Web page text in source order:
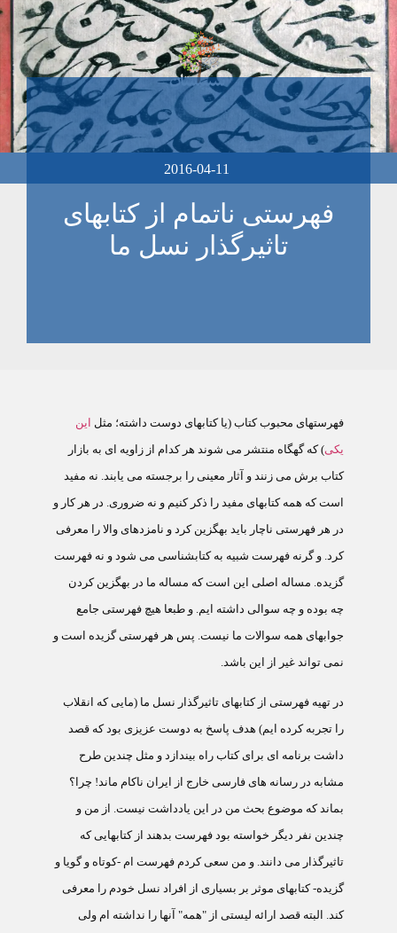
2016-04-11
فهرستی ناتمام از کتابهای
تاثیرگذار نسل ما
فهرستهای محبوب کتاب (یا کتابهای دوست داشته؛ مثل این
یکی) که گهگاه منتشر می شوند هر کدام از زاویه ای به بازار
کتاب برش می زنند و آثار معینی را برجسته می یابند. نه مفید
است که همه کتابهای مفید را ذکر کنیم و نه ضروری. در هر کار و
در هر فهرستی ناچار باید بهگزین کرد و نامزدهای والا را معرفی
کرد. و گرنه فهرست شبیه به کتابشناسی می شود و نه فهرست
گزیده. مساله اصلی این است که مساله ما در بهگزین کردن
چه بوده و چه سوالی داشته ایم. و طبعا هیچ فهرستی جامع
جوابهای همه سوالات ما نیست. پس هر فهرستی گزیده است و
نمی تواند غیر از این باشد.
در تهیه فهرستی از کتابهای تاثیرگذار نسل ما (مایی که انقلاب
را تجربه کرده ایم) هدف پاسخ به دوست عزیزی بود که قصد
داشت برنامه ای برای کتاب راه بیندازد و مثل چندین طرح
مشابه در رسانه های فارسی خارج از ایران ناکام ماند! چرا؟
بماند که موضوع بحث من در این یادداشت نیست. از من و
چندین نفر دیگر خواسته بود فهرست بدهند از کتابهایی که
تاثیرگذار می دانند. و من سعی کردم فهرست ام -کوتاه و گویا و
گزیده- کتابهای موثر بر بسیاری از افراد نسل خودم را معرفی
کند. البته قصد ارائه لیستی از "همه" آنها را نداشته ام ولی